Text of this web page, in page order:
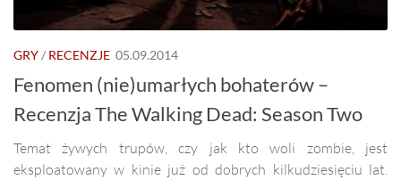
GRY/ RECENZJE 05.09.2014
Fenomen (nie)umarłych bohaterów –
Recenzja The Walking Dead: Season Two
Temat żywych trupów, czy jak kto woli zombie, jest
eksploatowany w kinie już od dobrych kilkudziesięciu lat.